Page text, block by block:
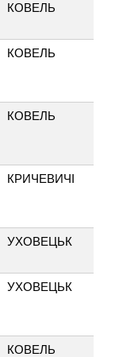
КОВЕЛЬ
КОВЕЛЬ
КОВЕЛЬ
КРИЧЕВИЧІ
УХОВЕЦЬК
УХОВЕЦЬК
КОВЕЛЬ